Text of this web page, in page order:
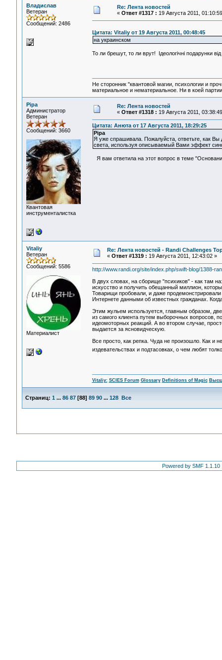
Владислав
Ветеран
Сообщений: 2486
Re: Лента новостей
« Ответ #1317 : 19 Августа 2011,
Цитата: Vitaliy от 19 Августа 2011, 00:48:45
на украинском
То ли брешут, то ли врут! Ідеологічні подарунки від
Не сторонник "квантовой магии, психологии и
материальное и нематериальное. Ни в коей
Pipa
Администратор
Ветеран
Сообщений: 3660
Квантовая
инструменталистка
Re: Лента новостей
« Ответ #1318 : 19 Августа 2011,
Цитата: Анюта от 17 Августа 2011, 18:29:25
Pipa
Я уже спрашивала. Пожалуйста, ответьте, как
света, используя описываемый Вами эффект
Я вам ответила на этот вопрос в теме
Vitaliy
Ветеран
Сообщений: 5586
Материалист
Re: Лента новостей - Randi Challenges
« Ответ #1319 : 19 Августа 2011, 12:43:02 »
http://www.randi.org/site/index.php/swift-blog/1388-
В двух словах, на сборище "психиков" - как там
искусство и получить обещанный миллион,
Товарищи пробовали, и даже
Интернете данными об известных гражданах.
Этим жульем используется, главным образом,
из самого клиента путем выборочных вопросов,
идеомоторных реакций. А во втором случае,
выдается за ясновидческую.
Все просто, как репка. Чуда не произошло. Как и
издевательствах и подтасовках, о чем любят
Vitaliy: SCIES Forum Glossary Definitions of Magic
Страниц: 1 ... 86 87[88] 89 90 ... 128 Все
Powered by SMF 1.1.10